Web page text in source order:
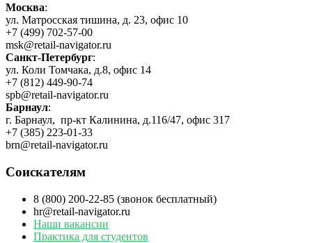
Москва:
ул. Матросская тишина, д. 23, офис 10
+7 (499) 702-57-00
msk@retail-navigator.ru
Санкт-Петербург:
ул. Коли Томчака, д.8, офис 14
+7 (812) 449-90-74
spb@retail-navigator.ru
Барнаул:
г. Барнаул, пр-кт Калинина, д.116/47, офис 317
+7 (385) 223-01-33
brn@retail-navigator.ru
Соискателям
8 (800) 200-22-85 (звонок бесплатный)
hr@retail-navigator.ru
Наши вакансии
Практика для студентов